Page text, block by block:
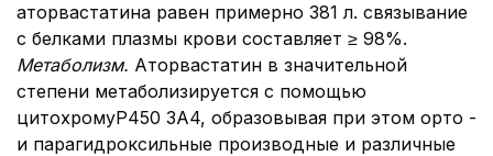
аторвастатина равен примерно 381 л. связывание
с белками плазмы крови составляет ≥ 98%.
Метаболизм. Аторвастатин в значительной
степени метаболизируется с помощью
цитохромуР450 3A4, образовывая при этом орто -
и парагидроксильные производные и различные